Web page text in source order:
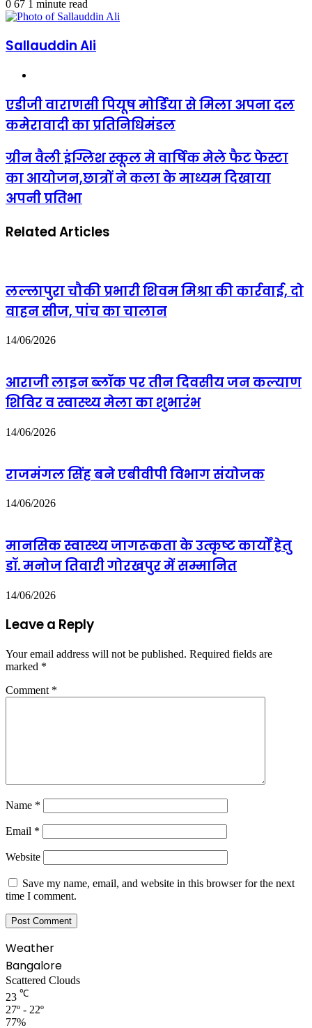
0 67 1 minute read
Sallauddin Ali
एडीजी
वाराणसी
पियूष
से
मिला
अपना
दल
कमेरावादी
प्रतिनिधिमंडल
एडीजी वाराणसी पियूष मोर्डिया से मिला अपना दल
कमेरावादी का प्रतिनिधिमंडल
ग्रीन
वैली
इंग्लिश
स्कूल
मे
मेले
ने
कला
के
दिखाया
ग्रीन वैली इंग्लिश स्कूल मे वार्षिक मेले फैट फेस्टा
का आयोजन,छात्रों ने कला के माध्यम दिखाया
अपनी प्रतिभा
Related Articles
लल्लापुरा चौकी प्रभारी शिवम मिश्रा की कार्रवाई, दो
वाहन सीज, पांच का चालान
14/06/2026
आराजी लाइन ब्लॉक पर तीन दिवसीय जन कल्याण
शिविर व स्वास्थ्य मेला का शुभारंभ
14/06/2026
राजमंगल सिंह बने एबीवीपी विभाग संयोजक
14/06/2026
मानसिक स्वास्थ्य जागरूकता के उत्कृष्ट कार्यों हेतु
डॉ. मनोज तिवारी गोरखपुर में सम्मानित
14/06/2026
Leave a Reply
Your email address will not be published. Required fields are
marked *
Comment *
Name *
Email *
Website
Save my name, email, and website in this browser for the next
time I comment.
Weather
Bangalore
Scattered Clouds
23 ℃
27º - 22º
77%